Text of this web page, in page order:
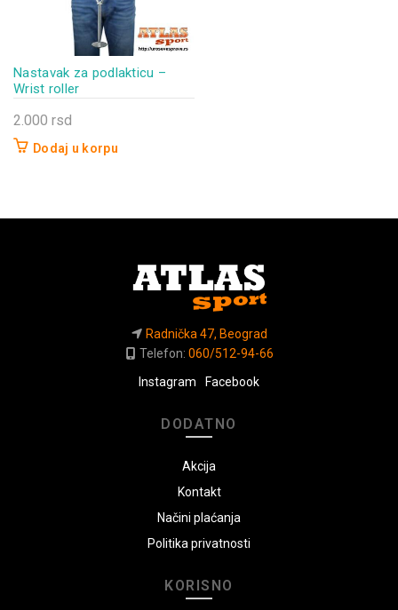
Nastavak za podlakticu –
Wrist roller
2.000 rsd
Dodaj u korpu
Radnička 47, Beograd
Telefon: 060/512-94-66
Instagram
Facebook
DODATNO
Akcija
Kontakt
Načini plaćanja
Politika privatnosti
KORISNO